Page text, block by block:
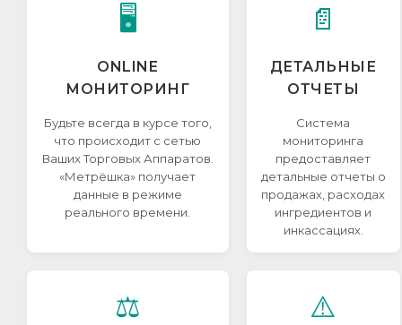
🖥️
ONLINE
МОНИТОРИНГ
Будьте всегда в курсе того,
что происходит с сетью
Ваших Торговых Аппаратов.
«Метрёшка» получает
данные в режиме
реального времени.
📄
ДЕТАЛЬНЫЕ
ОТЧЕТЫ
Система
мониторинга
предоставляет
детальные отчеты о
продажах, расходах
ингредиентов и
инкассациях.
⚖️ ⚠️